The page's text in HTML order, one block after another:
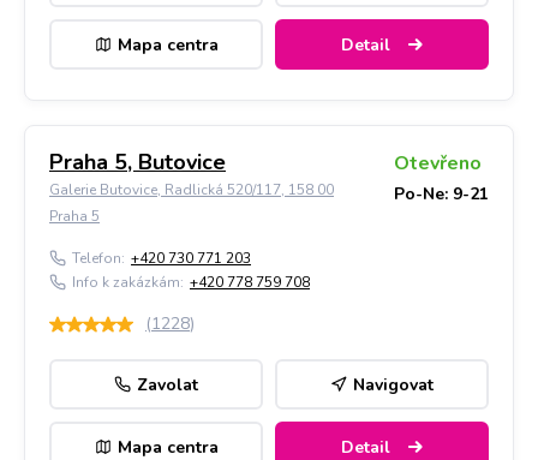
Mapa centra Detail
Praha 5, Butovice
Galerie Butovice, Radlická 520/117, 158 00
Praha 5
Otevřeno
Po-Ne: 9-21
Telefon: +420 730 771 203
Info k zakázkám: +420 778 759 708
(1228)
Zavolat Navigovat
Mapa centra Detail